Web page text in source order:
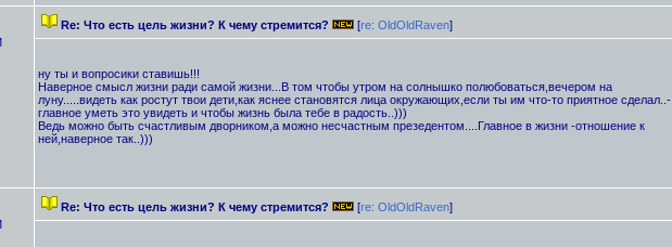
Re: Что есть цель жизни? К чему стремится? [re: OldOldRaven]
ну ты и вопросики ставишь!!!
Наверное смысл жизни ради самой жизни...В том чтобы утром на солнышко полюбоваться,вечером на
луну.....видеть как ростут твои дети,как яснее становятся лица окружающих,если ты им что-то приятное сделал..-
главное уметь это увидеть и чтобы жизнь была тебе в радость..)))
Ведь можно быть счастливым дворником,а можно несчастным презедентом....Главное в жизни -отношение к
ней,наверное так..)))
Re: Что есть цель жизни? К чему стремится? [re: OldOldRaven]